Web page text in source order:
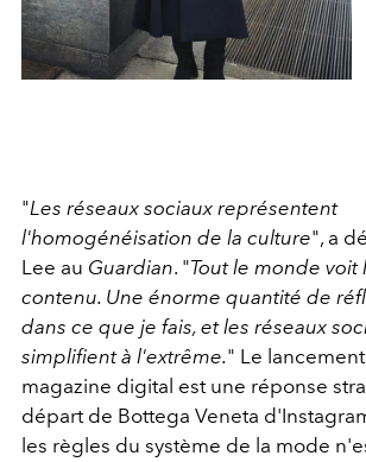
"Les réseaux sociaux représentent
l'homogénéisation de la culture", a
Lee au Guardian. "Tout le monde
contenu. Une énorme quantité de
dans ce que je fais, et les réseaux
simplifient à l'extrême." Le
magazine digital est une réponse
départ de Bottega Veneta
les règles du système de la mode